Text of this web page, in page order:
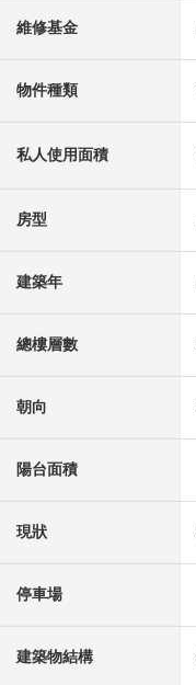
維修基金
物件種類
私人使用面積
房型
建築年
總樓層數
朝向
陽台面積
現狀
停車場
建築物結構